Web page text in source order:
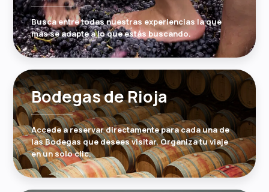
Busca entre todas nuestras experiencias la que
más se adapte a lo que estás buscando.
Bodegas de Rioja
Accede a reservar directamente para cada una de
las Bodegas que desees visitar. Organiza tu viaje
en un solo clic.